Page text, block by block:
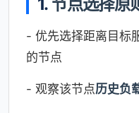
- 优先选择距离目标
的节点
- 观察该节点历史负